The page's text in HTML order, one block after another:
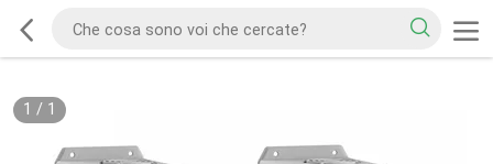
1 / 1